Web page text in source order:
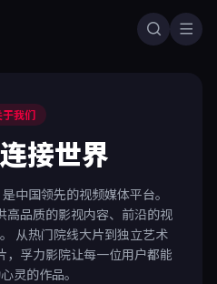
于我们
接世界
中国领先的视频媒体平台。
高品质的影视内容、前沿的视
从热门院线大片到独立艺术
，孚力影院让每一位用户都能
灵的作品。